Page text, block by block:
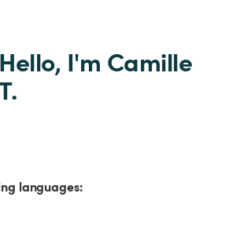
Hello, I'm Camille
languages: